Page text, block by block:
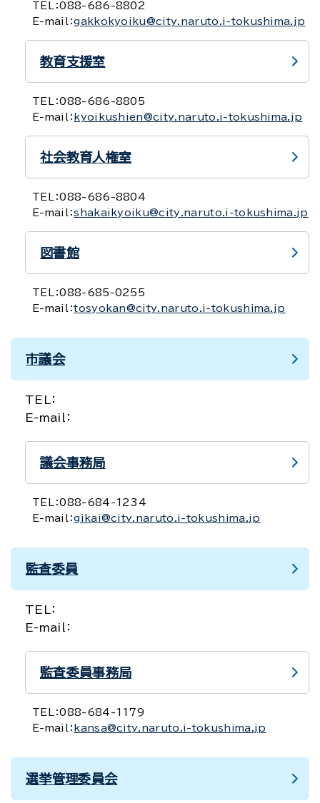
TEL：088-686-8802
E-mail：gakkokyoiku@city.naruto.i-tokushima.jp
教育支援室
TEL：088-686-8805
E-mail： kyoikushien@city.naruto.i-tokushima.jp
社会教育人権室
TEL：088-686-8804
E-mail：shakaikyoiku@city.naruto.i-tokushima.jp
図書館
TEL：088-685-0255
E-mail：tosyokan@city.naruto.i-tokushima.jp
市議会
TEL：
E-mail：
議会事務局
TEL：088-684-1234
E-mail：gikai@city.naruto.i-tokushima.jp
監査委員
TEL：
E-mail：
監査委員事務局
TEL：088-684-1179
E-mail： kansa@city.naruto.i-tokushima.jp
選挙管理委員会